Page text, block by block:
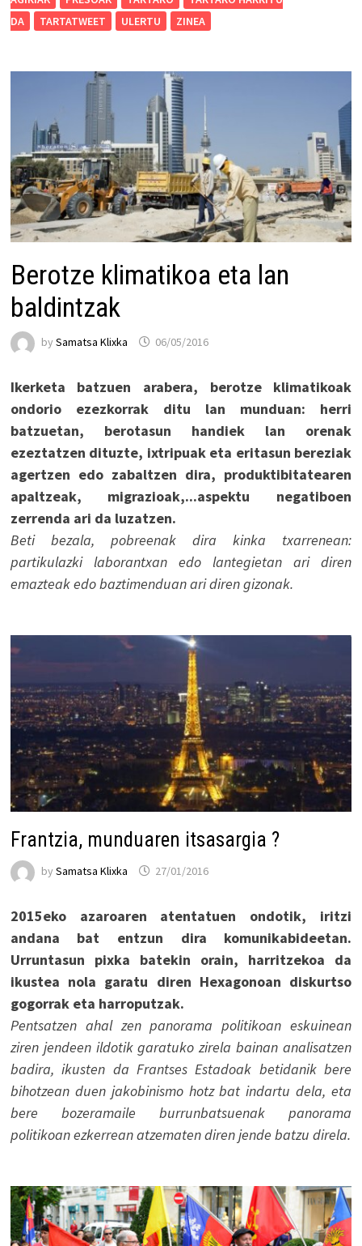
DA
TARTATWEET ULERTU ZINEA
Berotze klimatikoa eta lan
baldintzak
by Samatsa Klixka 06/05/2016
Ikerketa batzuen arabera, berotze klimatikoak
ondorio ezezkorrak ditu lan munduan: herri
batzuetan, berotasun handiek lan orenak
ezeztatzen dituzte, ixtripuak eta eritasun bereziak
agertzen edo zabaltzen dira, produktibitatearen
apaltzeak, migrazioak,...aspektu negatiboen
zerrenda ari da luzatzen.
Beti bezala, pobreenak dira kinka txarrenean:
partikulazki laborantxan edo lantegietan ari diren
emazteak edo baztimenduan ari diren gizonak.
Frantzia, munduaren itsasargia ?
by Samatsa Klixka 27/01/2016
2015eko azaroaren atentatuen ondotik, iritzi
andana bat entzun dira komunikabideetan.
Urruntasun pixka batekin orain, harritzekoa da
ikustea nola garatu diren Hexagonoan diskurtso
gogorrak eta harroputzak.
Pentsatzen ahal zen panorama politikoan eskuinean
ziren jendeen ildotik garatuko zirela bainan analisatzen
badira, ikusten da Frantses Estadoak betidanik bere
bihotzean duen jakobinismo hotz bat indartu dela, eta
bere bozeramaile burrunbatsuenak panorama
politikoan ezkerrean atzematen diren jende batzu direla.